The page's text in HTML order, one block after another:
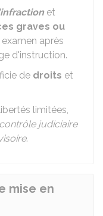
et
graves ou
après
d'instruction.
de droits et
limitées,
contrôle judiciaire
.
mise en